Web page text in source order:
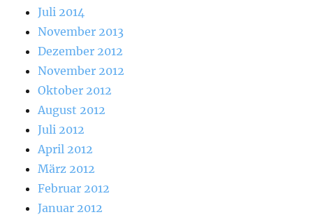
Juli 2014
November 2013
Dezember 2012
November 2012
Oktober 2012
August 2012
Juli 2012
April 2012
März 2012
Februar 2012
Januar 2012